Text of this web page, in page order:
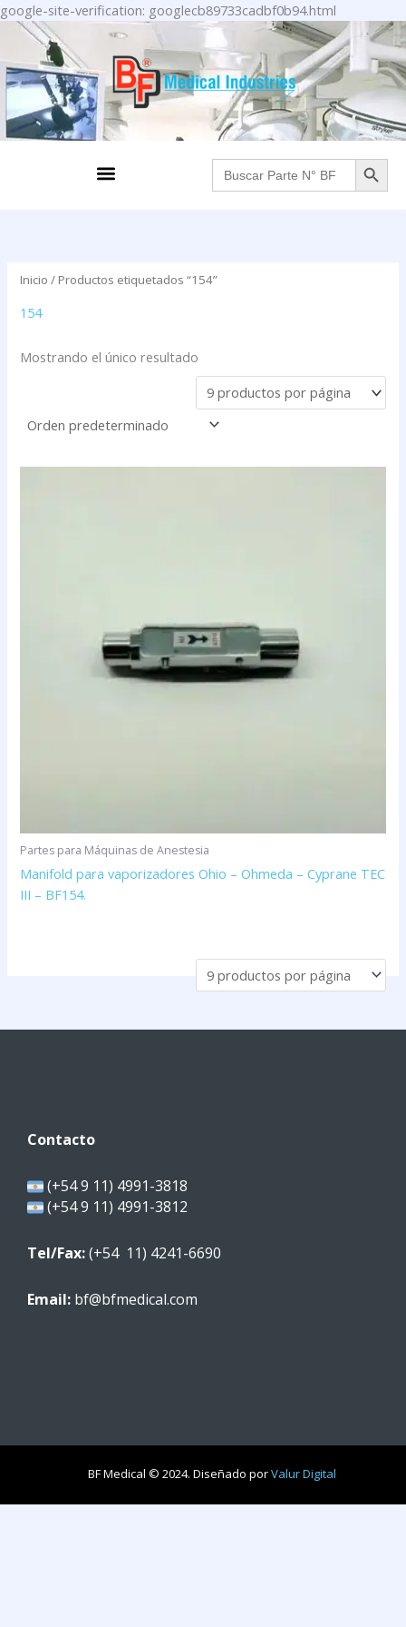
google-site-verification: googlecb89733cadbf0b94.html
al
contenido
Menu Buscar: BOTÓN DE
Inicio / Productos etiquetados “154”
154
Mostrando el único resultado
Partes para Máquinas de Anestesia
Manifold para vaporizadores Ohio – Ohmeda – Cyprane TEC
III – BF154.
Contacto
(+54 9 11) 4991-3818
(+54 9 11) 4991-3812
Tel/Fax:(+54 11) 4241-6690
Email: bf@bfmedical.com
BF Medical © 2024. Diseñado porValur Digital